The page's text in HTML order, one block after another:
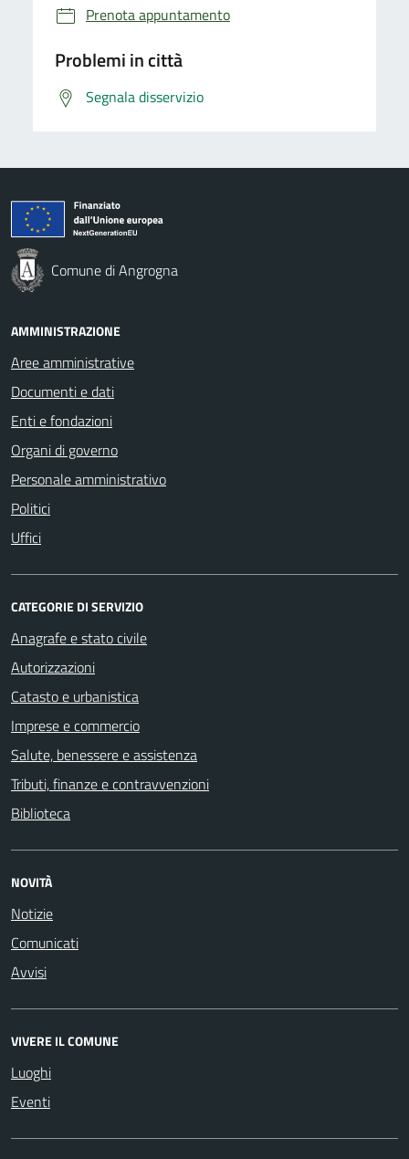
Prenota appuntamento
Problemi in città
Segnala disservizio
Comune di Angrogna
AMMINISTRAZIONE
Aree amministrative
Documenti e dati
Enti e fondazioni
Organi di governo
Personale amministrativo
Politici
Uffici
CATEGORIE DI SERVIZIO
Anagrafe e stato civile
Autorizzazioni
Catasto e urbanistica
Imprese e commercio
Salute, benessere e assistenza
Tributi, finanze e contravvenzioni
Biblioteca
NOVITÀ
Notizie
Comunicati
Avvisi
VIVERE IL COMUNE
Luoghi
Eventi